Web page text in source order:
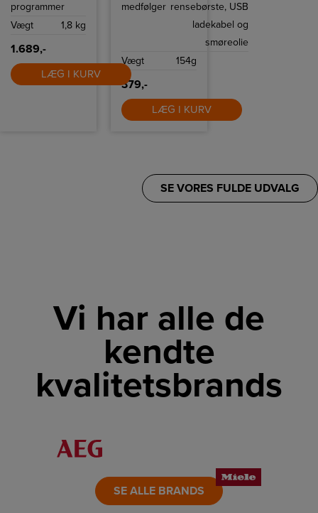
programmer
Vægt 1,8 kg
1.689,-
LÆG I KURV
medfølger rensebørste, USB
ladekabel og
smøreolie
Vægt
154g
379,-
LÆG I KURV
SE VORES FULDE UDVALG
Vi har alle de
kendte
kvalitetsbrands
LINK
SE ALLE BRANDS